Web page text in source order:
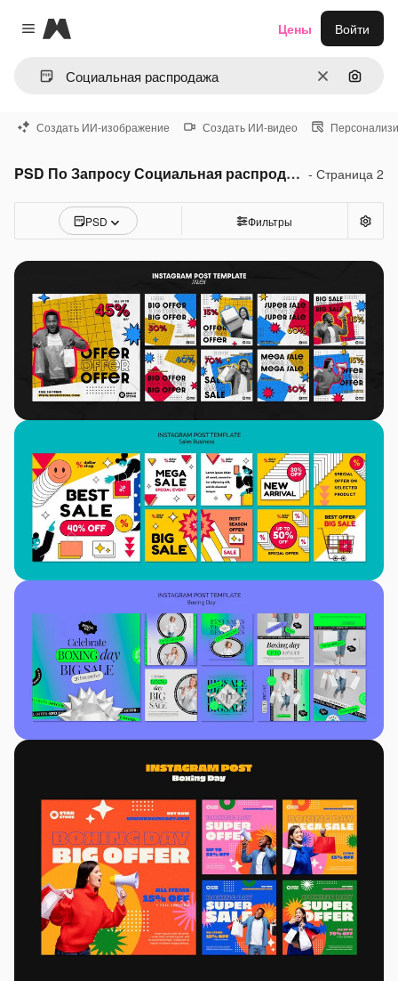
Close menu
Magnific
ОчиститьПоиск
Цены Войти
Создать ИИ-изображение Создать ИИ-видео
PSD По Запросу Социальная распродажа - Страница 2
PSD Фильтры